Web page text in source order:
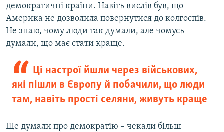
демократичні країни. Навіть вислів був, що
Америка не дозволила повернутися до колгоспів.
Не знаю, чому люди так думали, але чомусь
думали, що має стати краще.
Ці настрої йшли через військових,
які пішли в Європу й побачили, що люди
там, навіть прості селяни, живуть краще
Ще думали про демократію – чекали більш